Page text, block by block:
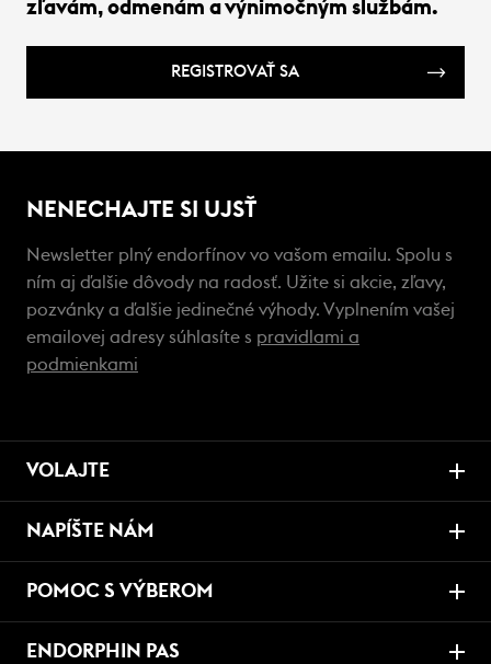
zľavám, odmenám a výnimočným službám.
REGISTROVAŤ SA
NENECHAJTE SI UJSŤ
Newsletter plný endorfínov vo vašom emailu. Spolu s
ním aj ďalšie dôvody na radosť. Užite si akcie, zľavy,
pozvánky a ďalšie jedinečné výhody. Vyplnením vašej
emailovej adresy súhlasíte s pravidlami a
podmienkami
VOLAJTE
NAPÍŠTE NÁM
POMOC S VÝBEROM
ENDORPHIN PAS